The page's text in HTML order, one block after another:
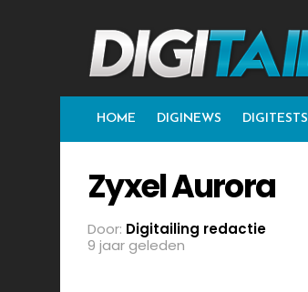
HOME DIGINEWS DIGITESTS
Zyxel Aurora
Door: Digitailing redactie
9 jaar geleden